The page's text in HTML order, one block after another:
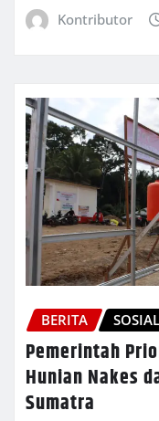
Kontributor
BERITA SOSIAL
Pemerintah
Hunian Nakes
Sumatra